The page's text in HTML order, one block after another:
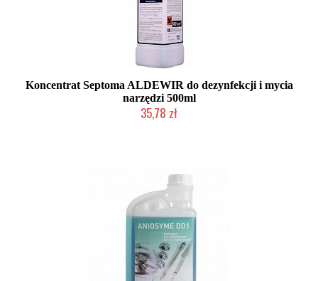
Koncentrat Septoma ALDEWIR do dezynfekcji i mycia
narzędzi 500ml
35,78 zł